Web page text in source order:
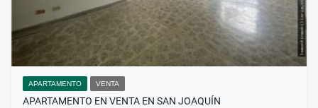
APARTAMENTO VENTA
APARTAMENTO EN VENTA EN SAN JOAQUÍN